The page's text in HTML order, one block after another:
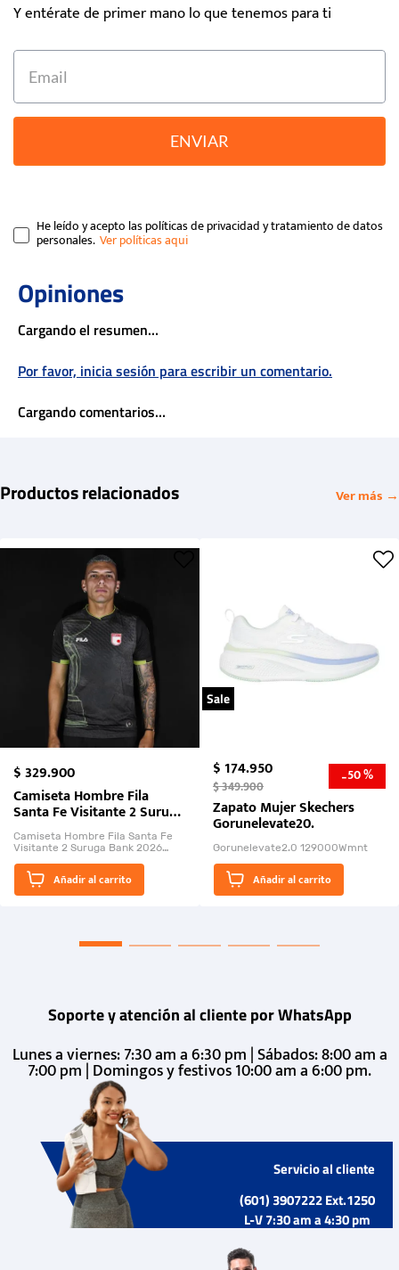
Y entérate de primer mano lo que tenemos para ti
ENVIAR
He leído y acepto las políticas de privacidad y tratamiento de datos
personales.
Cargando el resumen…
Por favor, inicia sesión para escribir un comentario.
Cargando comentarios…
Productos relacionados Ver más →
$329.900
Camiseta Hombre Fila
Santa Fe Visitante 2 Suruga
Bank 2026
Camiseta Hombre Fila Santa Fe
Visitante 2 Suruga Bank 2026
El Rugido del Sol Naciente:
“Primeros para la Et...
Añadir al carrito
Sale
$174.950
$349.900 -50 %
Zapato Mujer Skechers
Gorunelevate20.
Gorunelevate2.0 129000Wmnt
Añadir al carrito
Soporte y atención al cliente por WhatsApp
Lunes a viernes: 7:30 am a 6:30 pm | Sábados: 8:00 am a
7:00 pm | Domingos y festivos 10:00 am a 6:00 pm.
Servicio al cliente
(601) 3907222 Ext.1250
L-V 7:30 am a 4:30 pm